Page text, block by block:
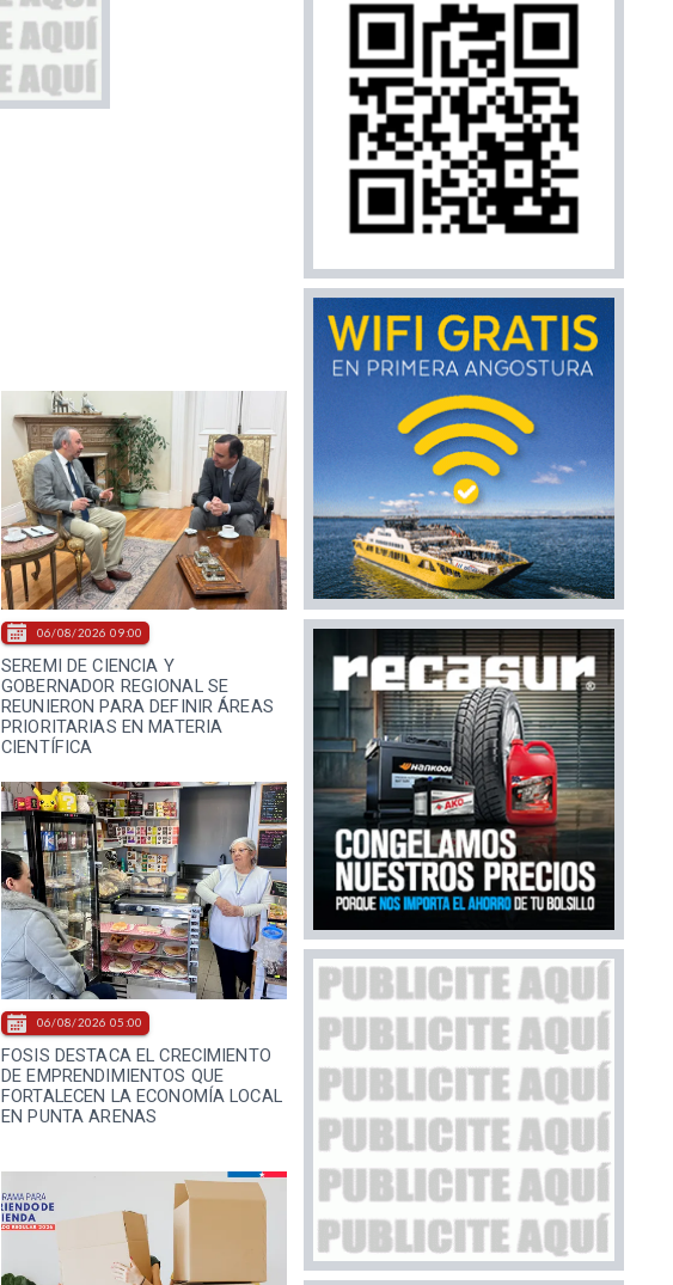
SEREMI DE CIENCIA Y
GOBERNADOR REGIONAL SE
REUNIERON PARA DEFINIR ÁREAS
PRIORITARIAS EN MATERIA
CIENTÍFICA
06/08/2026 09:00
FOSIS DESTACA EL CRECIMIENTO
DE EMPRENDIMIENTOS QUE
FORTALECEN LA ECONOMÍA LOCAL
EN PUNTA ARENAS
06/08/2026 05:00